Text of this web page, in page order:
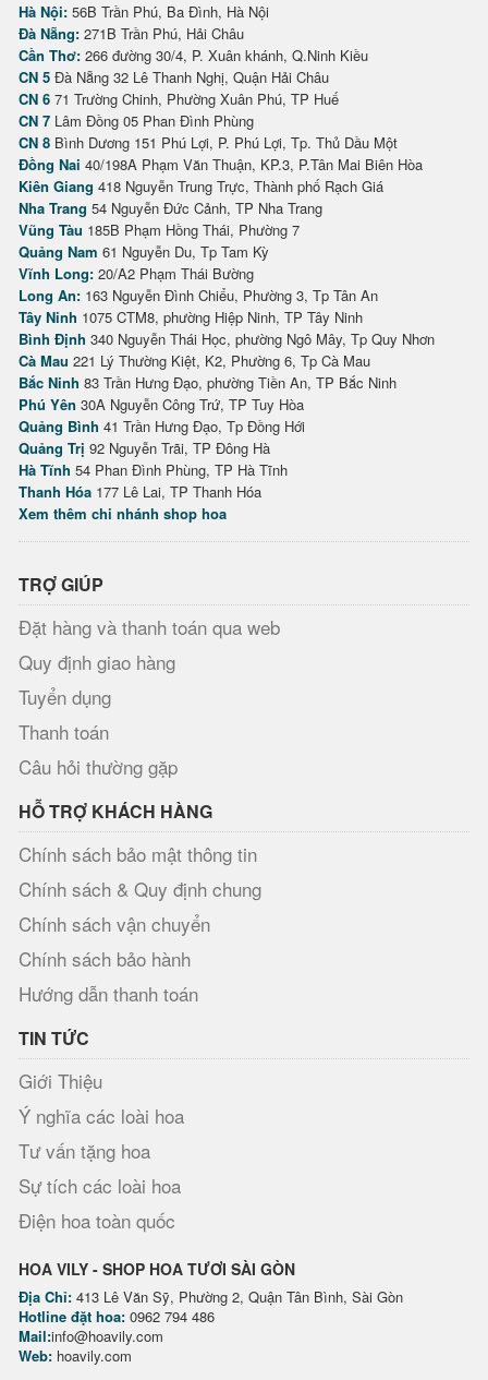
Hà Nội: 56B Trần Phú, Ba Đình, Hà Nội
Đà Nẵng: 271B Trần Phú, Hải Châu
Cần Thơ: 266 đường 30/4, P. Xuân khánh, Q.Ninh Kiều
CN 5 Đà Nẵng 32 Lê Thanh Nghị, Quận Hải Châu
CN 6 71 Trường Chinh, Phường Xuân Phú, TP Huế
CN 7 Lâm Đồng 05 Phan Đình Phùng
CN 8 Bình Dương 151 Phú Lợi, P. Phú Lợi, Tp. Thủ Dầu Một
Đồng Nai 40/198A Phạm Văn Thuận, KP.3, P.Tân Mai Biên Hòa
Kiên Giang 418 Nguyễn Trung Trực, Thành phố Rạch Giá
Nha Trang 54 Nguyễn Đức Cảnh, TP Nha Trang
Vũng Tàu 185B Phạm Hồng Thái, Phường 7
Quảng Nam 61 Nguyễn Du, Tp Tam Kỳ
Vĩnh Long: 20/A2 Phạm Thái Bường
Long An: 163 Nguyễn Đình Chiểu, Phường 3, Tp Tân An
Tây Ninh 1075 CTM8, phường Hiệp Ninh, TP Tây Ninh
Bình Định 340 Nguyễn Thái Học, phường Ngô Mây, Tp Quy Nhơn
Cà Mau 221 Lý Thường Kiệt, K2, Phường 6, Tp Cà Mau
Bắc Ninh 83 Trần Hưng Đạo, phường Tiền An, TP Bắc Ninh
Phú Yên 30A Nguyễn Công Trứ, TP Tuy Hòa
Quảng Bình 41 Trần Hưng Đạo, Tp Đồng Hới
Quảng Trị 92 Nguyễn Trãi, TP Đông Hà
Hà Tĩnh 54 Phan Đình Phùng, TP Hà Tĩnh
Thanh Hóa 177 Lê Lai, TP Thanh Hóa
Xem thêm chi nhánh shop hoa
TRỢ GIÚP
Đặt hàng và thanh toán qua web
Quy định giao hàng
Tuyển dụng
Thanh toán
Câu hỏi thường gặp
HỖ TRỢ KHÁCH HÀNG
Chính sách bảo mật thông tin
Chính sách & Quy định chung
Chính sách vận chuyển
Chính sách bảo hành
Hướng dẫn thanh toán
TIN TỨC
Giới Thiệu
Ý nghĩa các loài hoa
Tư vấn tặng hoa
Sự tích các loài hoa
Điện hoa toàn quốc
HOA VILY - SHOP HOA TƯƠI SÀI GÒN
Địa Chỉ: 413 Lê Văn Sỹ, Phường 2, Quận Tân Bình, Sài Gòn
Hotline đặt hoa: 0962 794 486
Mail:info@hoavily.com
Web: hoavily.com